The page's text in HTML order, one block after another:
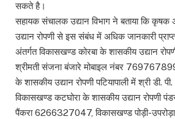
सकते है।
सहायक संचालक उद्यान विभाग ने बताया कि
उद्यान रोपणी से इस संबंध में अधिक जानकारी
अंतर्गत विकासखण्ड कोरबा के शासकीय उद्यान
श्रीमती संजना बंजारे मोबाइल नंबर
के शासकीय उद्यान रोपणी पटियापाली में श्री डी.
विकासखण्ड कटघोरा के शासकीय उद्यान रोपणी
पैंकरा 6266327047, विकासखण्ड पोड़ी-उपरोड़ा